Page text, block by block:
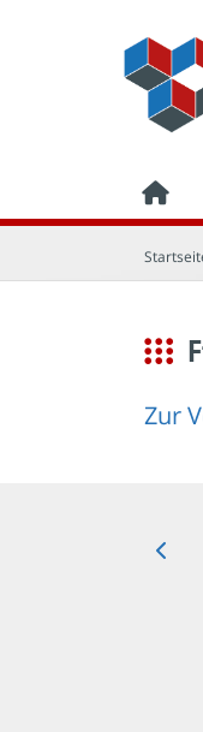
Zur